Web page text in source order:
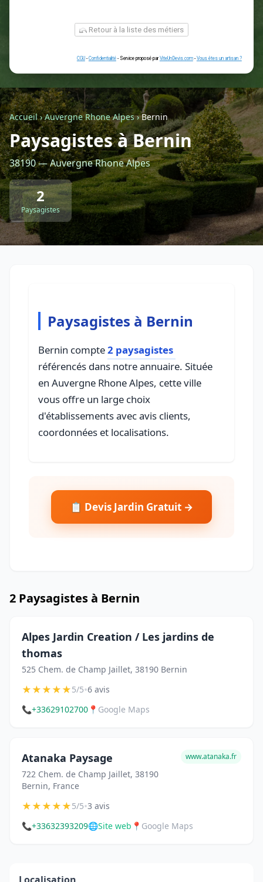
ou
Géolocalisez-moi automatiquement !
Retour à la liste des métiers
CGU-Confidentialité- Service proposé parViteUnDevis.com-Vous
Accueil›Auvergne Rhone Alpes›Bernin
Paysagistes à Bernin
38190 — Auvergne Rhone Alpes
2
Paysagistes
Paysagistes à Bernin
Bernin compte2 paysagistes
référencés dans notre annuaire. Située
en Auvergne Rhone Alpes, cette ville
vous offre un large choix
d'établissements avec avis clients,
coordonnées et localisations.
📋 Devis Jardin Gratuit →
2 Paysagistes à Bernin
Alpes Jardin Creation / Les jardins de
thomas
525 Chem. de Champ Jaillet, 38190 Bernin
★★★★★5/5•6 avis
📞+33629102700 📍 Google Maps
Atanaka Paysage
722 Chem. de Champ Jaillet, 38190
Bernin, France
www.atanaka.fr
★★★★★5/5•3 avis
📞+33632393209🌐Site web 📍 Google Maps